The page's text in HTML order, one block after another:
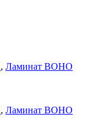
, Ламинат BOHO
, Ламинат BOHO